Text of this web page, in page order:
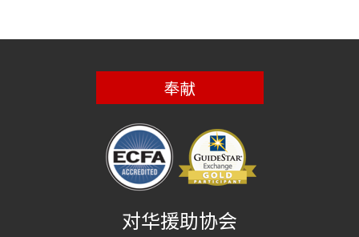
奉献
对华援助协会